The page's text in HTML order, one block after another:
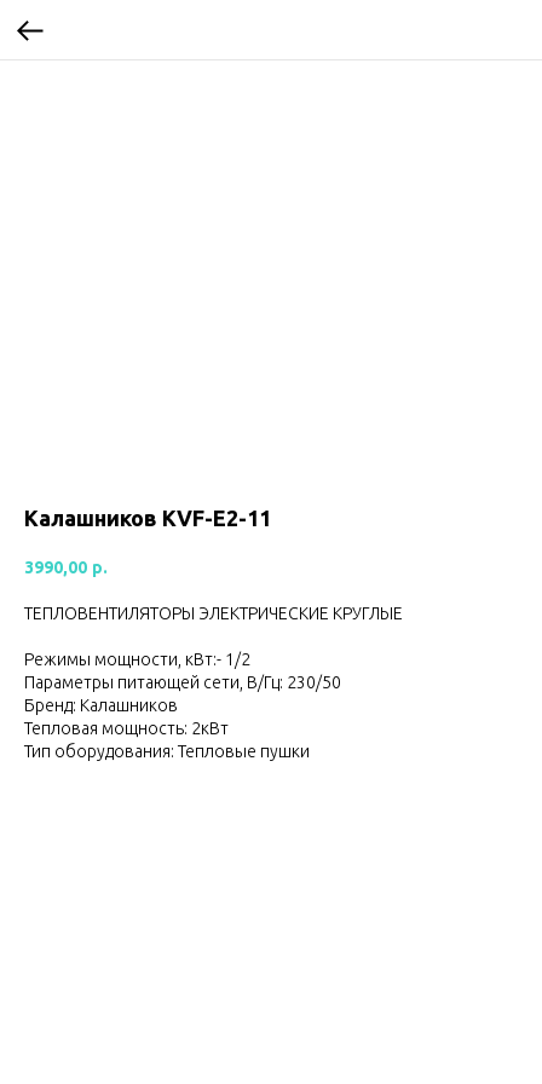
Калашников KVF-E2-11
3990,00 р.
ТЕПЛОВЕНТИЛЯТОРЫ ЭЛЕКТРИЧЕСКИЕ КРУГЛЫЕ
Режимы мощности, кВт:- 1/2
Параметры питающей сети, В/Гц: 230/50
Бренд: Калашников
Тепловая мощность: 2кВт
Тип оборудования: Тепловые пушки